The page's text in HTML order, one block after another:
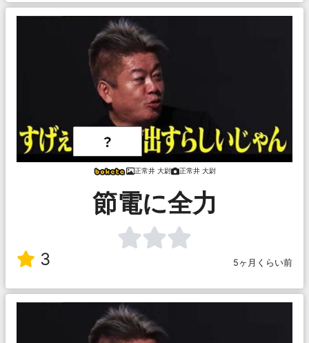
正常井 大尉 正常井 大尉
節電に全力
3 5ヶ月くらい前